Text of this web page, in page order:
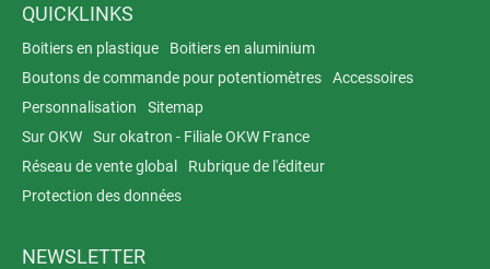
QUICKLINKS
Boitiers en plastique
Boitiers en aluminium
Boutons de commande pour potentiomètres
Accessoires
Personnalisation
Sitemap
Sur OKW
Sur okatron - Filiale OKW France
Réseau de vente global
Rubrique de l'éditeur
Protection des données
NEWSLETTER